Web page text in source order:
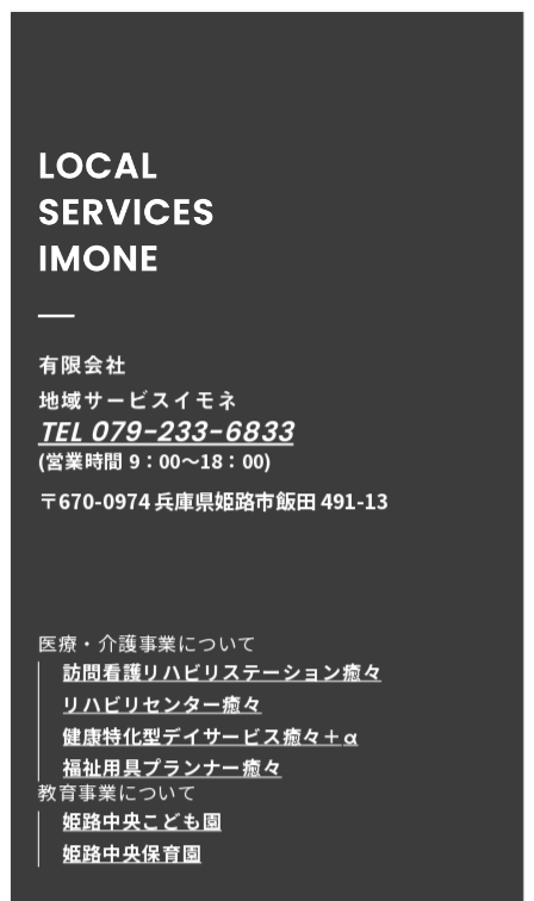
TEL 079-233-6833
(営業時間 9：00〜18：00)
〒670-0974 兵庫県姫路市飯田 491-13
医療・介護事業について
訪問看護リハビリステーション癒々
リハビリセンター癒々
健康特化型デイサービス癒々＋ α
健康特化型デイサービス癒々＋
福祉用具プランナー癒々
教育事業について
姫路中央こども園
姫路中央保育園